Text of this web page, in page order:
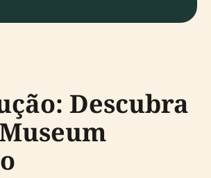
Descubra